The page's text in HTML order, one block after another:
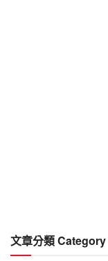
文章分類 Category